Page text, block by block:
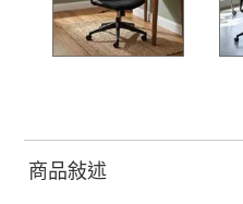
商品敍述